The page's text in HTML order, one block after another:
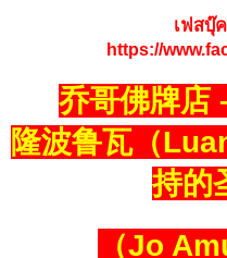
เฟสบุ๊
https://
乔哥佛牌店
隆波鲁瓦（
持的
（Jo